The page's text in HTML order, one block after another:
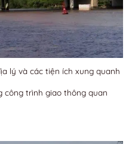
lý và các tiện ích xung quanh
công trình giao thông quan